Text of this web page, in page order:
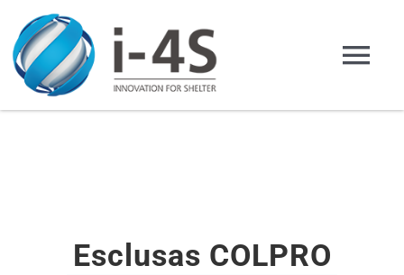
Saltar
contenido
ProductosEsclusas COLPRO